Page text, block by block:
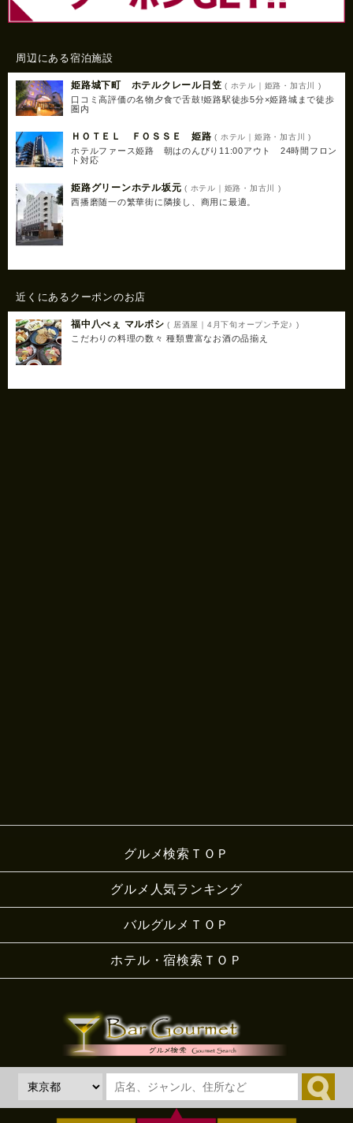
周辺にある宿泊施設
姫路城下町 ホテルクレール日笠 ( ホテル｜姫路・加古川 )
口コミ高評価の名物夕食で舌鼓!姫路駅徒歩5分×姫路城まで徒歩
圏内
ＨＯＴＥＬ ＦＯＳＳＥ 姫路 ( ホテル｜姫路・加古川 )
ホテルファース姫路 朝はのんびり11:00アウト 24時間フロン
ト対応
姫路グリーンホテル坂元 ( ホテル｜姫路・加古川 )
西播磨随一の繁華街に隣接し、商用に最適。
近くにあるクーポンのお店
福中八べぇ マルボシ ( 居酒屋｜4月下旬オープン予定♪ )
こだわりの料理の数々 種類豊富なお酒の品揃え
グルメ検索ＴＯＰ
グルメ人気ランキング
バルグルメＴＯＰ
ホテル・宿検索ＴＯＰ